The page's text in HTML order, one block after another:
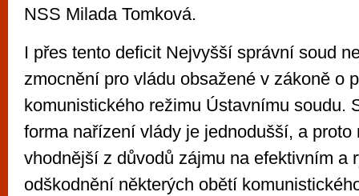
NSS Milada Tomková.
I přes tento deficit Nejvyšší správní soud
zmocnění pro vládu obsažené v zákoně o
komunistického režimu Ústavnímu soudu.
forma nařízení vlády je jednodušší, a proto
vhodnější z důvodů zájmu na efektivním a
odškodnění některých obětí